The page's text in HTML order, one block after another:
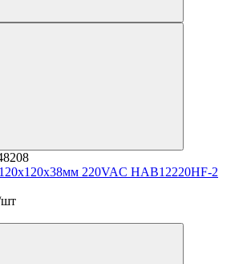
220VAC HAB12220HF-2
шт